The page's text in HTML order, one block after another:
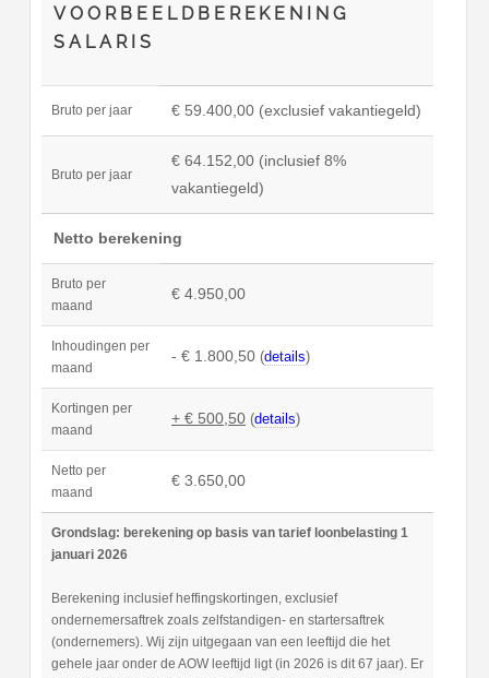
VOORBEELDBEREKENING
SALARIS
Bruto per jaar € 59.400,00 (exclusief vakantiegeld)
Bruto per jaar
€ 64.152,00 (inclusief 8%
vakantiegeld)
Netto berekening
Bruto per
maand
€ 4.950,00
Inhoudingen per
maand
- € 1.800,50 (details)
Kortingen per
maand
+ € 500,50 (details)
Netto per
maand
€ 3.650,00
Grondslag: berekening op basis van tarief loonbelasting 1
januari 2026
Berekening inclusief heffingskortingen, exclusief
ondernemersaftrek zoals zelfstandigen- en startersaftrek
(ondernemers). Wij zijn uitgegaan van een leeftijd die het
gehele jaar onder de AOW leeftijd ligt (in 2026 is dit 67 jaar). Er